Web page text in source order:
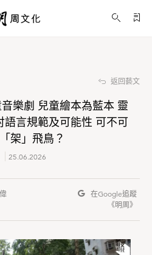
《可不可以說》兒童音樂劇 兒童繪本為藍本 靈感源自西西詩作 探討語言規範及可能性 可不可以說一「架」飛鳥？
返回藝文
音樂劇 兒童繪本為藍本 靈
語言規範及可能性 可不可
架」飛鳥？
25.06.2026
在Google追蹤
《明周》